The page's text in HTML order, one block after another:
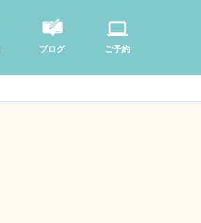
ブログ ご予約